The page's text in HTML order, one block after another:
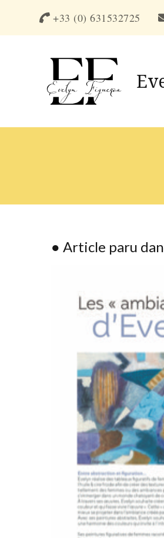
+33 (0) 631532725
● Article paru